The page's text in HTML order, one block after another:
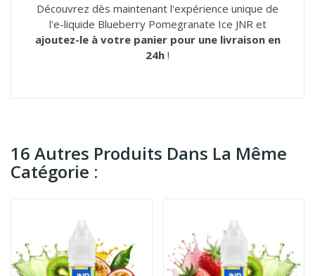
Découvrez dès maintenant l'expérience unique de
l'e-liquide Blueberry Pomegranate Ice JNR et
ajoutez-le à votre panier pour une livraison en
24h !
16 Autres Produits Dans La Même
Catégorie :